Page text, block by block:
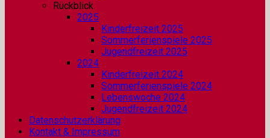
Rückblick
2025
Kinderfreizeit 2025
Sommerferienspiele 2025
Jugendfreizeit 2025
2024
Kinderfreizeit 2024
Sommerferienspiele 2024
Lebenswoche 2024
Jugendfreizeit 2024
Datenschutzerklärung
Kontakt & Impressum